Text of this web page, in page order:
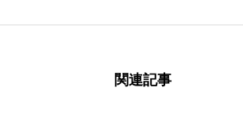
関連記事